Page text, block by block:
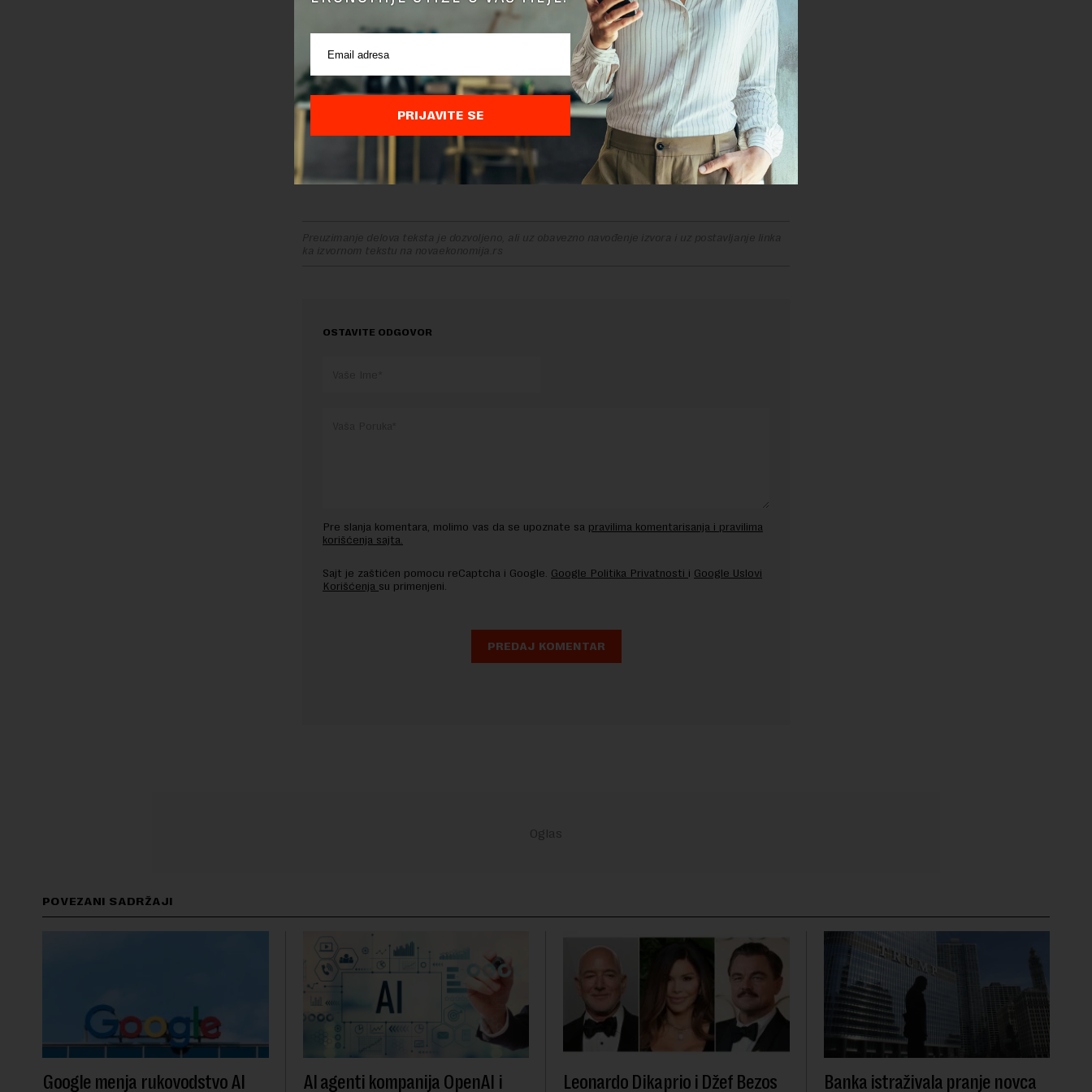
nagodbu u kojoj bi odšteta, zavisno od broja oštećenih potrošača mogla da
iznosi od 310 do 500 miliona američkih dolara. U novembru je postigla još
jednu sudsku nagodbu u vezi sa tim radnjama, u iznosu od 113 miliona dolara.
U Sloveniji se procjenjuje da je oštećeno između 1.500 i 187.500 korisnika
iPhonea u Sloveniji potencijalno oštećeno, napisao je Kolektiv 99.
APPLE PLANIRA DA DO 2024. GODINE POČNE DA PROIZVODI I AUTOMOBILE
Preuzimanje delova teksta je dozvoljeno, ali uz obavezno navođenje izvora i uz postavljanje linka
ka izvornom tekstu na novaekonomija.rs
OSTAVITE ODGOVOR
Pre slanja komentara, molimo vas da se upoznate sa pravilima komentarisanja i pravilima
korišćenja sajta.
Sajt je zaštićen pomocu reCaptcha i Google. Google Politika Privatnosti i Google Uslovi
Korišćenja su primenjeni.
POVEZANI SADRŽAJI
Google menja rukovodstvo AI AI agenti kompanija OpenAI i Leonardo Dikaprio i Džef Bezos Banka istraživala pranje novca
PRIJAVITE SE